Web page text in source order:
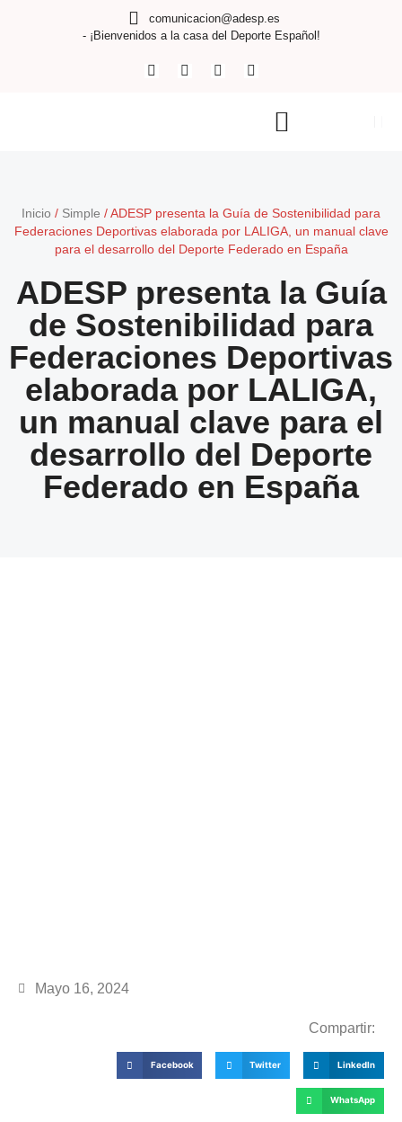
comunicacion@adesp.es
- ¡Bienvenidos a la casa del Deporte Español!
Inicio / Simple / ADESP presenta la Guía de Sostenibilidad para
Federaciones Deportivas elaborada por LALIGA, un manual clave
para el desarrollo del Deporte Federado en España
ADESP presenta la Guía
de Sostenibilidad para
Federaciones Deportivas
elaborada por LALIGA,
un manual clave para el
desarrollo del Deporte
Federado en España
Mayo 16, 2024
Compartir:
Facebook Twitter LinkedIn
WhatsApp